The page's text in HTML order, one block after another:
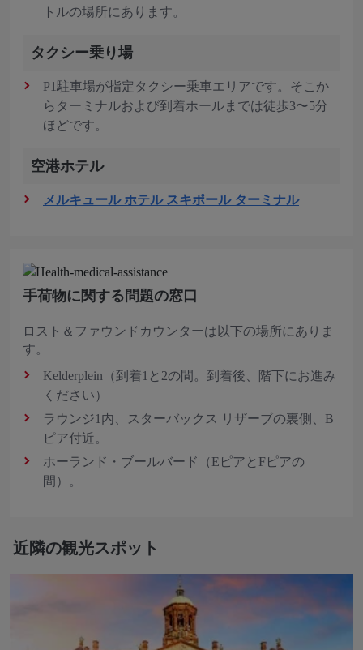
トルの場所にあります。
タクシー乗り場
P1駐車場が指定タクシー乗車エリアです。そこか
らターミナルおよび到着ホールまでは徒歩3〜5分
ほどです。
空港ホテル
メルキュール ホテル スキポール ターミナル
手荷物に関する問題の窓口
ロスト＆ファウンドカウンターは以下の場所にありま
す。
Kelderplein（到着1と2の間。到着後、階下にお進み
ください）
ラウンジ1内、スターバックス リザーブの裏側、B
ピア付近。
ホーランド・ブールバード（EピアとFピアの
間）。
近隣の観光スポット